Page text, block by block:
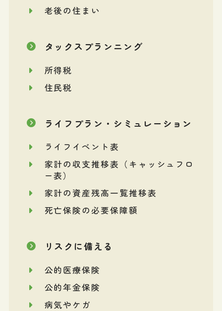
老後の住まい
タックスプランニング
所得税
住民税
ライフプラン・シミュレーション
ライフイベント表
家計の収支推移表（キャッシュフロ
ー表）
家計の資産残高一覧推移表
死亡保険の必要保障額
リスクに備える
公的医療保険
公的年金保険
病気やケガ